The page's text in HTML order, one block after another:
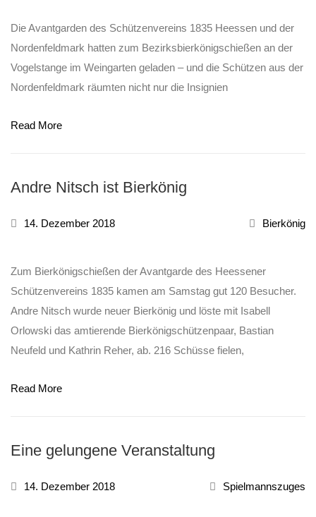
Die Avantgarden des Schützenvereins 1835 Heessen und der
Nordenfeldmark hatten zum Bezirksbierkönigschießen an der
Vogelstange im Weingarten geladen – und die Schützen aus der
Nordenfeldmark räumten nicht nur die Insignien
Read More
Andre Nitsch ist Bierkönig
14. Dezember 2018 Bierkönig
Zum Bierkönigschießen der Avantgarde des Heessener
Schützenvereins 1835 kamen am Samstag gut 120 Besucher.
Andre Nitsch wurde neuer Bierkönig und löste mit Isabell
Orlowski das amtierende Bierkönigschützenpaar, Bastian
Neufeld und Kathrin Reher, ab. 216 Schüsse fielen,
Read More
Eine gelungene Veranstaltung
14. Dezember 2018 Spielmannszuges